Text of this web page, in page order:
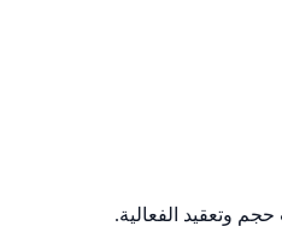
وتعقيد الفعالية.